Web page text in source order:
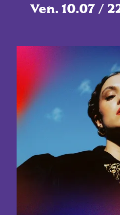
Ven. 10.07 /